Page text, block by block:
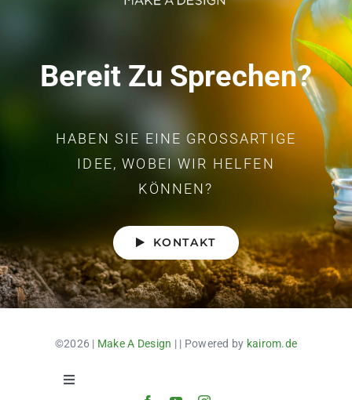
Bereit Zu Sprechen?
HABEN SIE EINE GROSSARTIGE I
DEE, WOBEI WIR HELFEN K
ÖNNEN?
KONTAKT
©2026 | Make A Design | | Powered by kairom.de
Toggle